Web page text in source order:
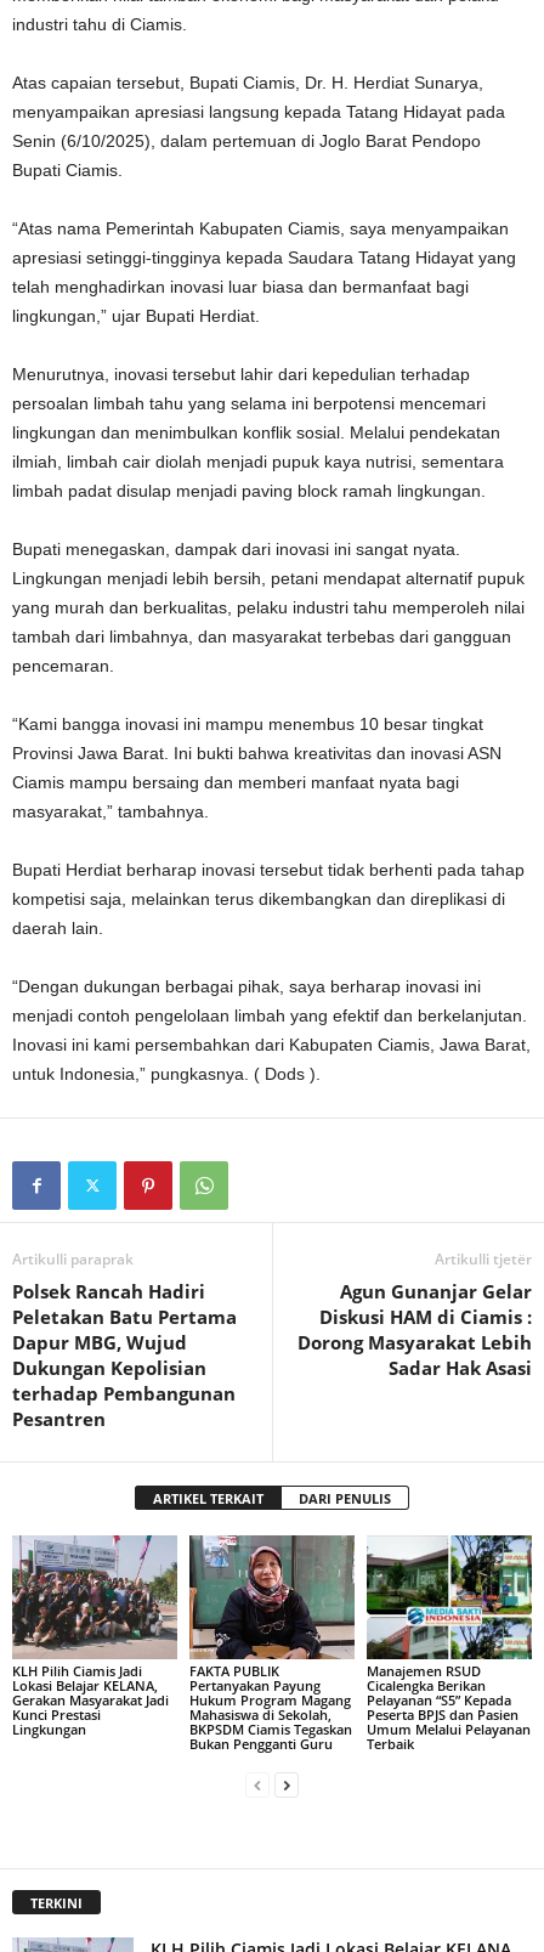
industri tahu di Ciamis.
Atas capaian tersebut, Bupati Ciamis, Dr. H. Herdiat Sunarya,
menyampaikan apresiasi langsung kepada Tatang Hidayat pada
Senin (6/10/2025), dalam pertemuan di Joglo Barat Pendopo
Bupati Ciamis.
“Atas nama Pemerintah Kabupaten Ciamis, saya menyampaikan
apresiasi setinggi-tingginya kepada Saudara Tatang Hidayat yang
telah menghadirkan inovasi luar biasa dan bermanfaat bagi
lingkungan,” ujar Bupati Herdiat.
Menurutnya, inovasi tersebut lahir dari kepedulian terhadap
persoalan limbah tahu yang selama ini berpotensi mencemari
lingkungan dan menimbulkan konflik sosial. Melalui pendekatan
ilmiah, limbah cair diolah menjadi pupuk kaya nutrisi, sementara
limbah padat disulap menjadi paving block ramah lingkungan.
Bupati menegaskan, dampak dari inovasi ini sangat nyata.
Lingkungan menjadi lebih bersih, petani mendapat alternatif pupuk
yang murah dan berkualitas, pelaku industri tahu memperoleh nilai
tambah dari limbahnya, dan masyarakat terbebas dari gangguan
pencemaran.
“Kami bangga inovasi ini mampu menembus 10 besar tingkat
Provinsi Jawa Barat. Ini bukti bahwa kreativitas dan inovasi ASN
Ciamis mampu bersaing dan memberi manfaat nyata bagi
masyarakat,” tambahnya.
Bupati Herdiat berharap inovasi tersebut tidak berhenti pada tahap
kompetisi saja, melainkan terus dikembangkan dan direplikasi di
daerah lain.
“Dengan dukungan berbagai pihak, saya berharap inovasi ini
menjadi contoh pengelolaan limbah yang efektif dan berkelanjutan.
Inovasi ini kami persembahkan dari Kabupaten Ciamis, Jawa Barat,
untuk Indonesia,” pungkasnya. ( Dods ).
Artikulli paraprak
Polsek Rancah Hadiri
Peletakan Batu Pertama
Dapur MBG, Wujud
Dukungan Kepolisian
terhadap Pembangunan
Pesantren
Artikulli tjetër
Agun Gunanjar Gelar
Diskusi HAM di Ciamis :
Dorong Masyarakat Lebih
Sadar Hak Asasi
ARTIKEL TERKAIT DARI PENULIS
KLH Pilih Ciamis Jadi
Lokasi Belajar KELANA,
Gerakan Masyarakat Jadi
Kunci Prestasi
Lingkungan
FAKTA PUBLIK
Pertanyakan Payung
Hukum Program Magang
Mahasiswa di Sekolah,
BKPSDM Ciamis Tegaskan
Bukan Pengganti Guru
Manajemen RSUD
Cicalengka Berikan
Pelayanan “S5” Kepada
Peserta BPJS dan Pasien
Umum Melalui Pelayanan
Terbaik
TERKINI